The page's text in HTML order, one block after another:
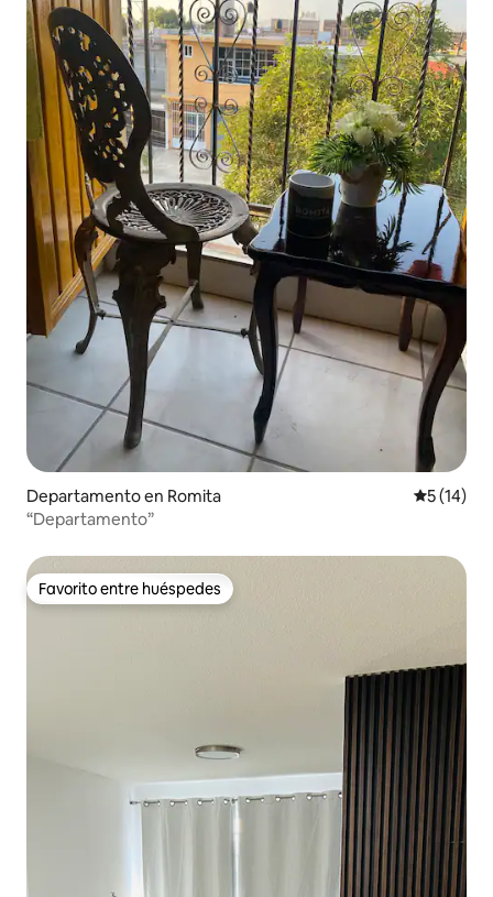
Departamento en Romita
5 (14)
“Departamento”
Favorito entre huéspedes
Favorito entre huéspedes